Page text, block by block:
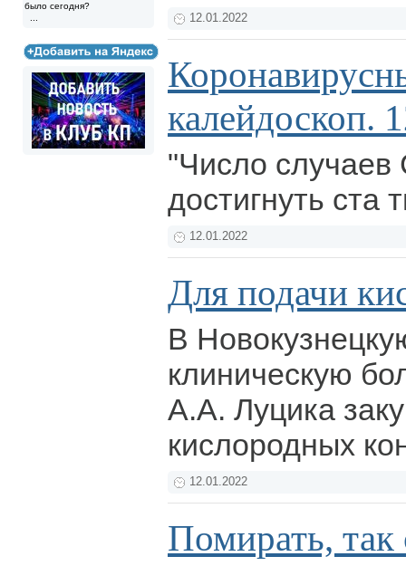
было сегодня?
12.01.2022
калейдоскоп.
"Число случаев
достигнуть ста
12.01.2022
Для подачи
В
клиническую
А.А. Луцика
кислородных
12.01.2022
Помирать,